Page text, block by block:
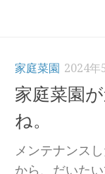
家庭菜園 2024年
家庭菜園
ね。
メンテナンス
から、だいた